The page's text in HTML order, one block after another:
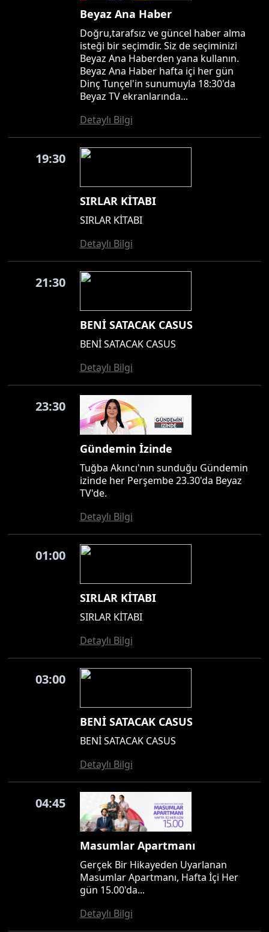
Beyaz Ana Haber
Doğru,tarafsız ve güncel haber alma
isteği bir seçimdir. Siz de seçiminizi
Beyaz Ana Haberden yana kullanın.
Beyaz Ana Haber hafta içi her gün
Dinç Tunçel'in sunumuyla 18:30'da
Beyaz TV ekranlarında...
Detaylı Bilgi
19:30
SIRLAR KİTABI
SIRLAR KİTABI
Detaylı Bilgi
21:30
BENİ SATACAK CASUS
BENİ SATACAK CASUS
Detaylı Bilgi
23:30
Gündemin İzinde
Tuğba Akıncı'nın sunduğu Gündemin
izinde her Perşembe 23.30'da Beyaz
TV'de.
Detaylı Bilgi
01:00
SIRLAR KİTABI
SIRLAR KİTABI
Detaylı Bilgi
03:00
BENİ SATACAK CASUS
BENİ SATACAK CASUS
Detaylı Bilgi
04:45
Masumlar Apartmanı
Gerçek Bir Hikayeden Uyarlanan
Masumlar Apartmanı, Hafta İçi Her
gün 15.00'da...
Detaylı Bilgi